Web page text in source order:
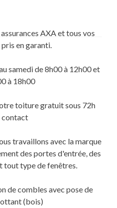
AXA et tous vos
en garanti.
samedi de 8h00 à 12h00 et
à 18h00
toiture gratuit sous 72h
contact
travaillons avec la marque
des portes d'entrée, des
tout type de fenêtres.
de combles avec pose de
(bois)